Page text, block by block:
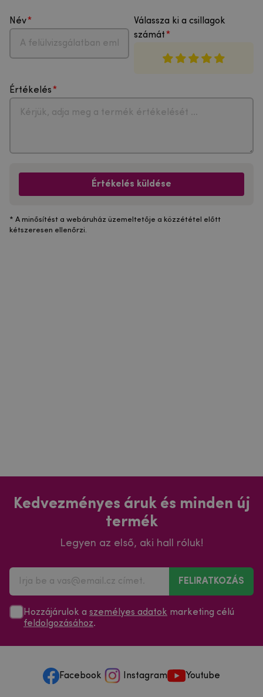
Név
Válassza ki a csillagok
számát
Értékelés
Értékelés küldése
* A minősítést a webáruház üzemeltetője a közzététel előtt
kétszeresen ellenőrzi.
Kedvezményes áruk és minden új
termék
Legyen az első, aki hall róluk!
FELIRATKOZÁS
Hozzájárulok a személyes adatok marketing célú
feldolgozásához.
Facebook Instagram Youtube